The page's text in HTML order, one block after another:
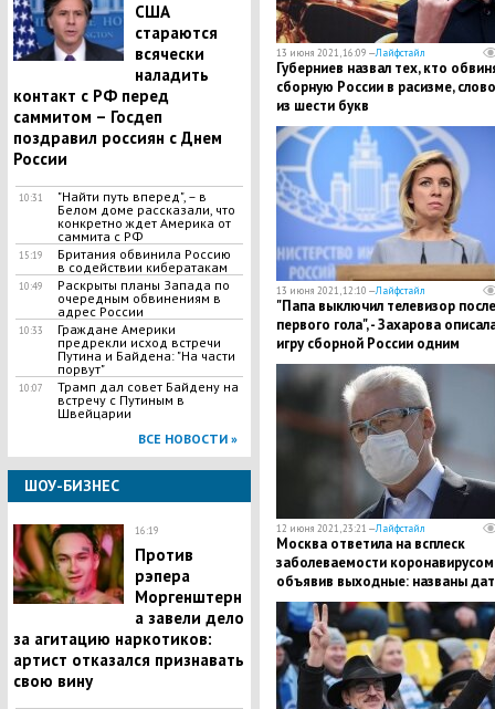
США
стараются
всячески
наладить
контакт с РФ перед
саммитом – Госдеп
поздравил россиян с Днем
России
10:31
"Найти путь вперед", – в
Белом доме рассказали, что
конкретно ждет Америка от
саммита с РФ
15:19
Британия обвинила Россию
в содействии кибератакам
10:49
Раскрыты планы Запада по
очередным обвинениям в
адрес России
10:33
Граждане Америки
предрекли исход встречи
Путина и Байдена: "На части
порвут"
10:07
Трамп дал совет Байдену на
встречу с Путиным в
Швейцарии
ВСЕ НОВОСТИ »
ШОУ-БИЗНЕС
16:19
Против
рэпера
Моргенштерн
а завели дело
за агитацию наркотиков:
артист отказался признавать
свою вину
13 июня 2021, 16:09 —Лайфстайл
Губерниев назвал тех, кто
сборную России в расизме,
из шести букв
13 июня 2021, 12:10 —Лайфстайл
"​Папа выключил телевизор после
первого гола", - Захарова
игру сборной России одним
предложением
12 июня 2021, 23:21 —Лайфстайл
Москва ответила на всплеск
заболеваемости коронавирусом,
объявив выходные: названы